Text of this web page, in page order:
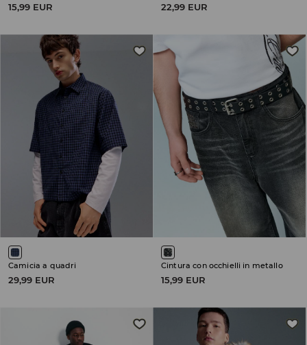
15,99 EUR 22,99 EUR
Camicia a quadri
29,99 EUR
Cintura con occhielli in metallo
15,99 EUR